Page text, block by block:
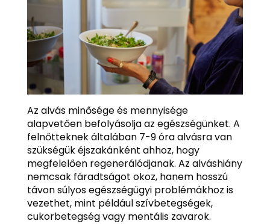
Az alvás minősége és mennyisége
alapvetően befolyásolja az egészségünket. A
felnőtteknek általában 7-9 óra alvásra van
szükségük éjszakánként ahhoz, hogy
megfelelően regenerálódjanak. Az alváshiány
nemcsak fáradtságot okoz, hanem hosszú
távon súlyos egészségügyi problémákhoz is
vezethet, mint például szívbetegségek,
cukorbetegség vagy mentális zavarok.